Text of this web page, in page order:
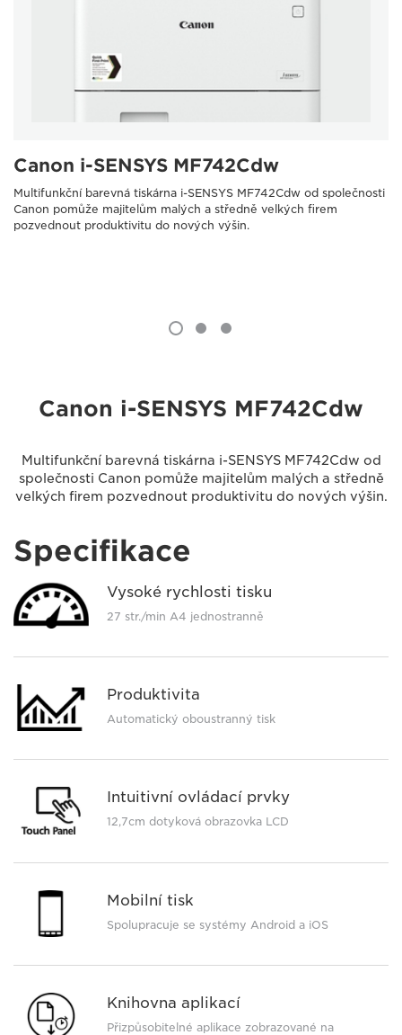
Canon i-SENSYS MF742Cdw
Multifunkční barevná tiskárna i-SENSYS MF742Cdw od společnosti
Canon pomůže majitelům malých a středně velkých firem
pozvednout produktivitu do nových výšin.
Canon i-SENSYS MF742Cdw
Multifunkční barevná tiskárna i-SENSYS MF742Cdw od
společnosti Canon pomůže majitelům malých a středně
velkých firem pozvednout produktivitu do nových výšin.
Specifikace
Vysoké rychlosti tisku
27 str./min A4 jednostranně
Produktivita
Automatický oboustranný tisk
Intuitivní ovládací prvky
12,7cm dotyková obrazovka LCD
Mobilní tisk
Spolupracuje se systémy Android a iOS
Knihovna aplikací
Přizpůsobitelné aplikace zobrazované na